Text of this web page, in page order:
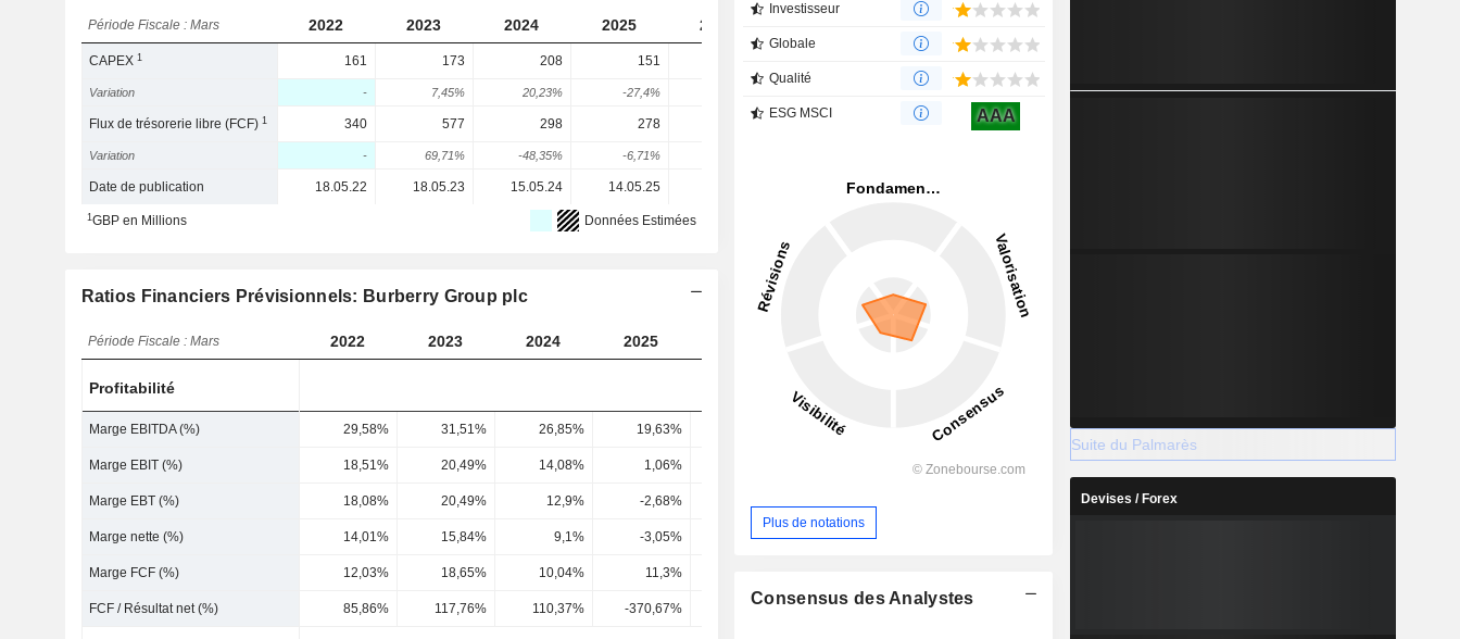
Période Fiscale : Mars 2022 2023 2024 2025 2026
CAPEX1 161 173 208 151
Variation - 7,45% 20,23% -27,4%
Flux de trésorerie libre (FCF)1 340 577 298 278 371 460,6
Variation - 69,71% -48,35% -6,71%
Date de publication 18.05.22 18.05.23 15.05.24 14.05.25 -
1GBP en Millions Données Estimées
Ratios Financiers Prévisionnels: Burberry Group plc
Période Fiscale : Mars 2022 2023 2024 2025
Profitabilité
Marge EBITDA (%) 29,58% 31,51% 26,85% 19,63% 23,62% 25,92% 27,13%
Marge EBIT (%) 18,51% 20,49% 14,08% 1,06% 12,39% 14,35%
Marge EBT (%) 18,08% 20,49% 12,9% -2,68%
Marge nette (%) 14,01% 15,84% 9,1% -3,05% 0,87% 5,31%
Marge FCF (%) 12,03% 18,65% 10,04% 11,3%
FCF / Résultat net (%) 85,86% 117,76% 110,37% -370,67% 1 766,67% 275,23% 219,43%
Investisseur
Globale
Qualité
ESG MSCI AAA
Plus de notations
Consensus des Analystes
Suite du Palmarès
Devises / Forex